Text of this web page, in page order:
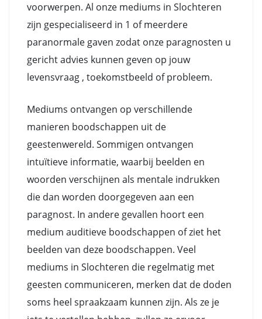
voorwerpen. Al onze mediums in Slochteren
zijn gespecialiseerd in 1 of meerdere
paranormale gaven zodat onze paragnosten u
gericht advies kunnen geven op jouw
levensvraag , toekomstbeeld of probleem.
Mediums ontvangen op verschillende
manieren boodschappen uit de
geestenwereld. Sommigen ontvangen
intuïtieve informatie, waarbij beelden en
woorden verschijnen als mentale indrukken
die dan worden doorgegeven aan een
paragnost. In andere gevallen hoort een
medium auditieve boodschappen of ziet het
beelden van deze boodschappen. Veel
mediums in Slochteren die regelmatig met
geesten communiceren, merken dat de doden
soms heel spraakzaam kunnen zijn. Als ze je